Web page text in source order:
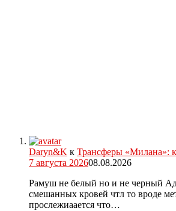
Daryn&K к Трансферы «Милана»:
7 августа 202608.08.2026
Рамуш не белый но и не черный
смешанных кровей чтл то вроде
прослежиаается что…